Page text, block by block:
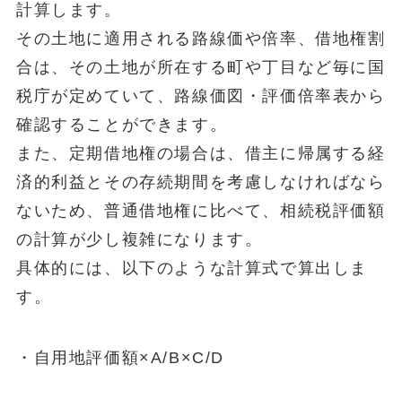
計算します。
その土地に適用される路線価や倍率、借地権割
合は、その土地が所在する町や丁目など毎に国
税庁が定めていて、路線価図・評価倍率表から
確認することができます。
また、定期借地権の場合は、借主に帰属する経
済的利益とその存続期間を考慮しなければなら
ないため、普通借地権に比べて、相続税評価額
の計算が少し複雑になります。
具体的には、以下のような計算式で算出しま
す。
・自用地評価額×A/B×C/D